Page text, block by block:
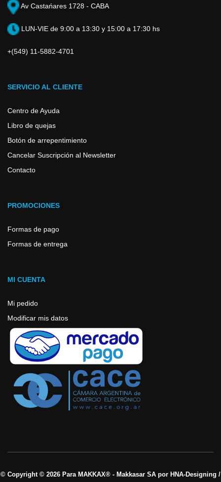
Av Castańares 1728 - CABA
LUN-VIE de 9:00 a 13:30 y 15:00 a 17:30 hs
+(549) 11-5882-4701
SERVICIO AL CLIENTE
Centro de Ayuda
Libro de quejas
Botón de arrepentimiento
Cancelar Suscripción al Newsletter
Contacto
PROMOCIONES
Formas de pago
Formas de entrega
MI CUENTA
Mi pedido
Modificar mis datos
© Copyright © 2026 Para MAKKAX® - Makkasar SA por HNA-Designing /